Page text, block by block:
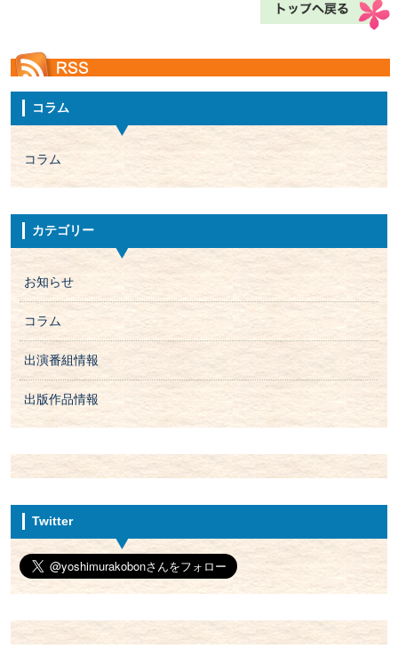
コラム
コラム
カテゴリー
お知らせ
コラム
出演番組情報
出版作品情報
Twitter